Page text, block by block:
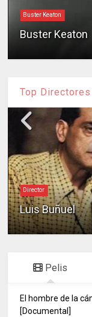
Buster Keaton
Buster Keaton
Top Directores
Director
Luis Buñuel
Pelis
El hombre de la
[Documental]